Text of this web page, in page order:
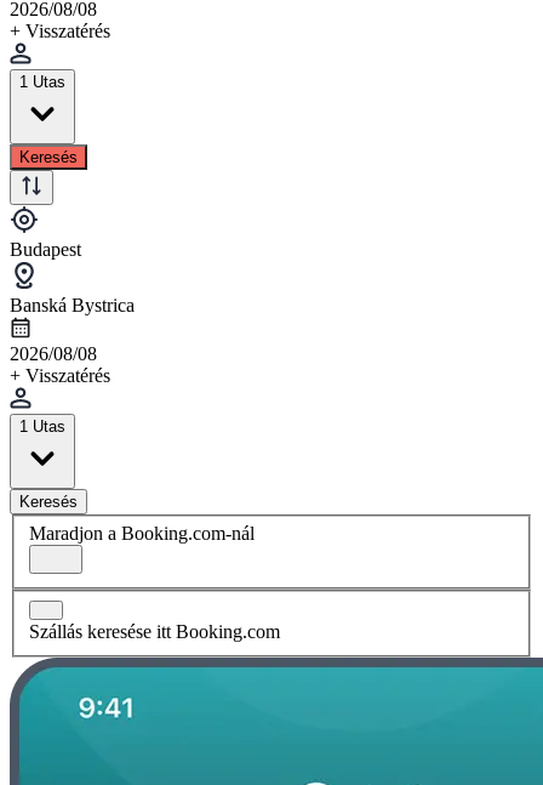
2026/08/08
+ Visszatérés
1 Utas
Keresés
Budapest
Banská Bystrica
2026/08/08
+ Visszatérés
1 Utas
Keresés
Maradjon a Booking.com-nál
Szállás keresése itt Booking.com